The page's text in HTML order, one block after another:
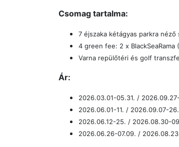
Csomag tartalma:
7 éjszaka kétágyas parkra néző
4 green fee: 2 x
Varna repülőtéri és golf
Ár:
2026.03.01-05.31. /
2026.06.01-11. / 2026.09.07-
2026.06.12-25. / 2026.08.30-
2026.06.26-07.09. /